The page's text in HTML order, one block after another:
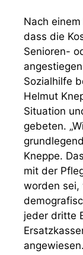
Nach
dass die
Senioren-
Sozialhilfe
Helmut
Situation
gebeten.
Kneppe.
mit der
worden sei,
jeder dritte
angewiesen.